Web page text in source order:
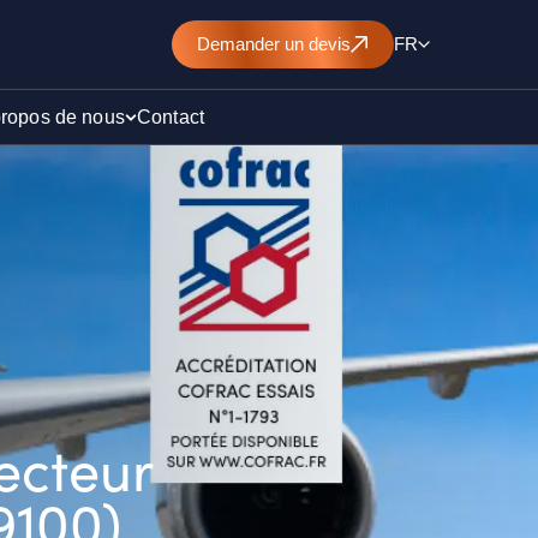
Demander un devis FR
de
de nous Contact